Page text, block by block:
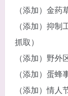
（添加）金
（添加）抑
抓取）
（添加）野外
（添加）蛋蜂
（添加）情人